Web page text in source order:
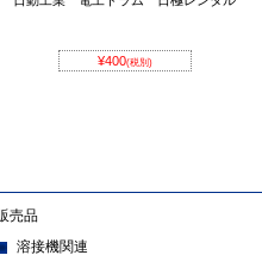
¥400(税別)
売品
溶接機関連